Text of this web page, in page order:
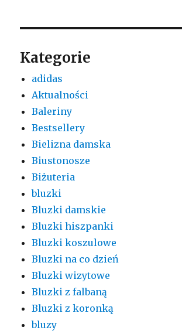
Kategorie
adidas
Aktualności
Baleriny
Bestsellery
Bielizna damska
Biustonosze
Biżuteria
bluzki
Bluzki damskie
Bluzki hiszpanki
Bluzki koszulowe
Bluzki na co dzień
Bluzki wizytowe
Bluzki z falbaną
Bluzki z koronką
bluzy